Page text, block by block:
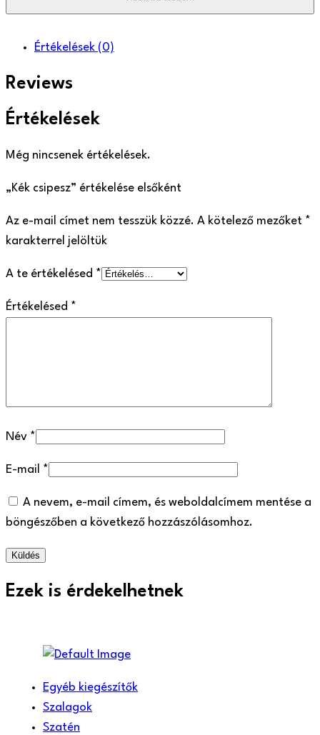
Értékelések (0)
Reviews
Értékelések
Még nincsenek értékelések.
„Kék csipesz” értékelése elsőként
Az e-mail címet nem tesszük közzé. A kötelező mezőket *
karakterrel jelöltük
A te értékelésed *
Értékelésed *
Név *
E-mail *
A nevem, e-mail címem, és weboldalcímem mentése a
böngészőben a következő hozzászólásomhoz.
Ezek is érdekelhetnek
Egyéb kiegészítők
Szalagok
Szatén